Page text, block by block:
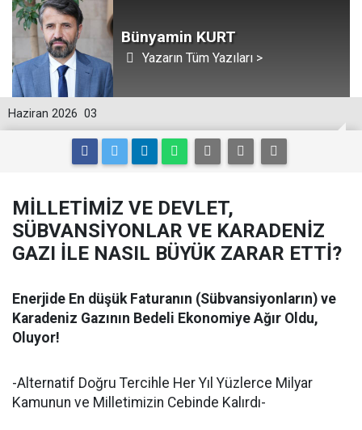
Bünyamin KURT
Yazarın Tüm Yazıları >
03
Haziran 2026
MİLLETİMİZ VE DEVLET,
SÜBVANSİYONLAR VE KARADENİZ
GAZI İLE NASIL BÜYÜK ZARAR ETTİ?
Enerjide En düşük Faturanın (Sübvansiyonların) ve
Karadeniz Gazının Bedeli Ekonomiye Ağır Oldu,
Oluyor!
-Alternatif Doğru Tercihle Her Yıl Yüzlerce Milyar
Kamunun ve Milletimizin Cebinde Kalırdı-